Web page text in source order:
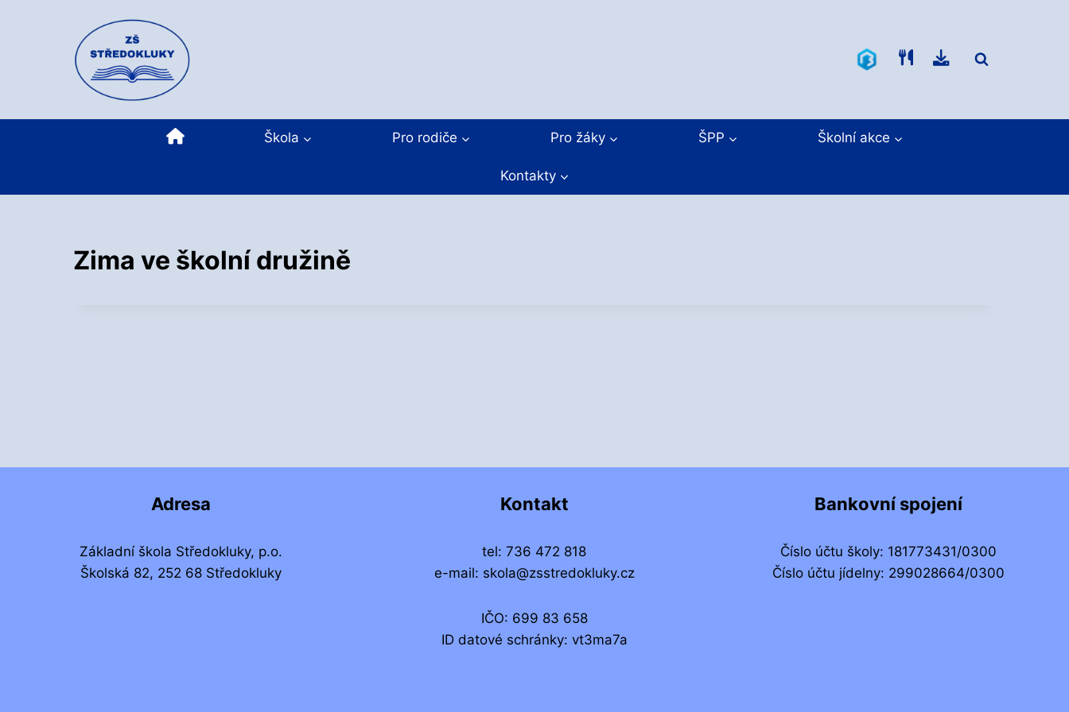
BakalářiJídelníček
Ke
Domů Škola Pro rodiče Pro žáky ŠPP Školní akce
Kontakty
Zima ve školní družině
Adresa
Základní škola Středokluky, p.o.
Školská 82, 252 68 Středokluky
Kontakt
tel: 736 472 818
e-mail: skola@zsstredokluky.cz
IČO: 699 83 658
ID datové schránky: vt3ma7a
Bankovní spojení
Číslo účtu školy: 181773431/0300
Číslo účtu jídelny: 299028664/0300